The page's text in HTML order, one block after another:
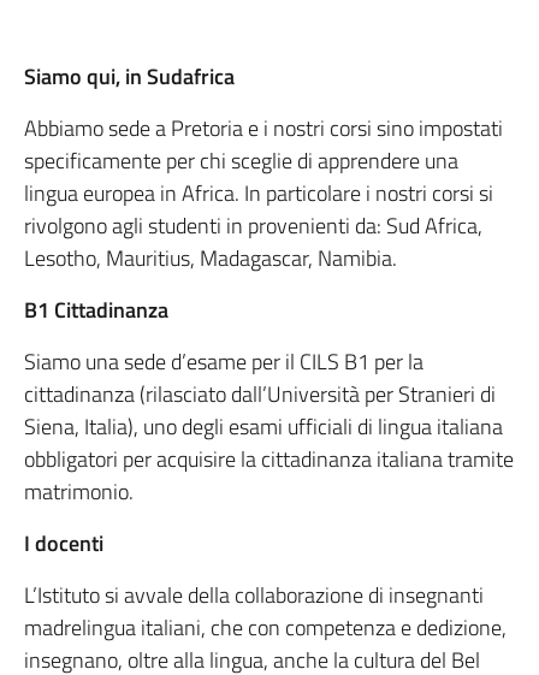
Siamo qui, in Sudafrica
Abbiamo sede a Pretoria e i nostri corsi sino impostati
specificamente per chi sceglie di apprendere una
lingua europea in Africa. In particolare i nostri corsi si
rivolgono agli studenti in provenienti da: Sud Africa,
Lesotho, Mauritius, Madagascar, Namibia.
B1 Cittadinanza
Siamo una sede d’esame per il CILS B1 per la
cittadinanza (rilasciato dall’Università per Stranieri di
Siena, Italia), uno degli esami ufficiali di lingua italiana
obbligatori per acquisire la cittadinanza italiana tramite
matrimonio.
I docenti
L’Istituto si avvale della collaborazione di insegnanti
madrelingua italiani, che con competenza e dedizione,
insegnano, oltre alla lingua, anche la cultura del Bel